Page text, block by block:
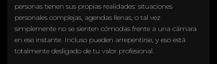
personas tienen sus propias realidades: situaciones
personales complejas, agendas llenas, o tal vez
simplemente no se sienten cómodas frente a una cámara
en ese instante. Incluso pueden arrepentirse, y eso está
totalmente desligado de tu valor profesional.